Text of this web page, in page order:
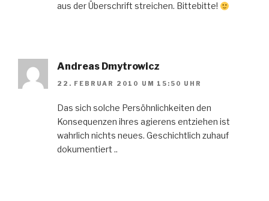
aus der Überschrift streichen. Bittebitte!
Andreas Dmytrowicz
22. FEBRUAR 2010 UM 15:50 UHR
Das sich solche Persöhnlichkeiten den
Konsequenzen ihres agierens entziehen ist
wahrlich nichts neues. Geschichtlich zuhauf
dokumentiert ..